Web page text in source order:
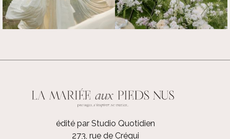
édité par Studio Quotidien
273, rue de Créqui